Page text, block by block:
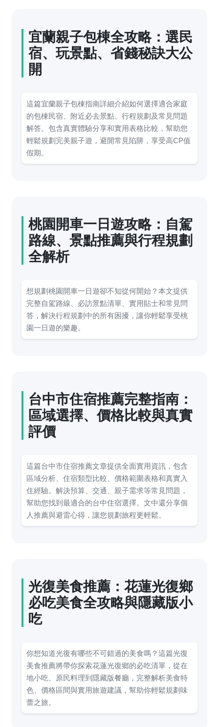
宜蘭親子包棟全攻略：選民
宿、玩景點、省錢秘訣大公
開
這篇宜蘭親子包棟指南詳細介紹如何選擇適合家庭
的包棟民宿、附近必去景點、行程規劃及常見問題
解答。包含真實體驗分享和實用表格比較，幫助您
輕鬆規劃完美親子遊，避開常見陷阱，享受高CP值
假期。
桃園開車一日遊攻略：自駕
路線、景點推薦與行程規劃
全解析
想規劃桃園開車一日遊卻不知從何開始？本文提供
完整自駕路線、必訪景點清單、實用貼士和常見問
答，解決行程規劃中的所有困擾，讓你輕鬆享受桃
園一日遊的樂趣。
台中市住宿推薦完整指南：
區域選擇、價格比較與真實
評價
這篇台中市住宿推薦文章提供全面實用資訊，包含
區域分析、住宿類型比較、價格範圍表格和真實入
住經驗。解決預算、交通、親子需求等常見問題，
幫助您找到最適合的台中住宿選擇。文中還分享個
人推薦與避雷心得，讓您規劃旅程更輕鬆。
光復美食推薦：花蓮光復鄉
必吃美食全攻略與隱藏版小
吃
你想知道光復有哪些不可錯過的美食嗎？這篇光復
美食推薦將帶你探索花蓮光復鄉的必吃清單，從在
地小吃、原民料理到隱藏版餐廳，完整解析美食特
色、價格區間與實用旅遊建議，幫助你輕鬆規劃味
蕾之旅。